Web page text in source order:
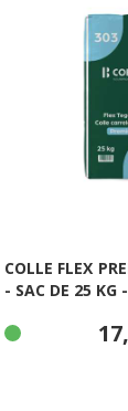
COLLE FLEX
- SAC DE 25 KG